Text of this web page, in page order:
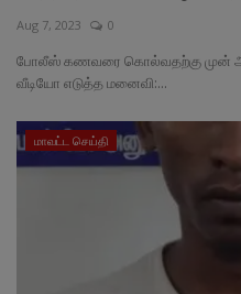
வேலைவாய்ப்பு
தொழில்நுட்பம்
Aug 7, 2023 0
போலீஸ் கணவரை கொல்வதற்கு முன்
வீடியோ எடுத்த மனைவி:...
மாவட்ட செய்தி